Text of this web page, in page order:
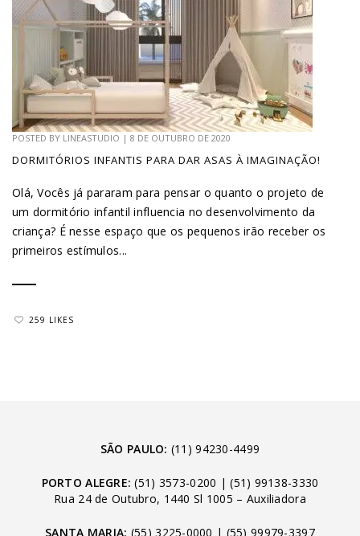
POSTED BY LINEASTUDIO | 8 DE OUTUBRO DE 2020
DORMITÓRIOS INFANTIS PARA DAR ASAS À IMAGINAÇÃO!
Olá, Vocês já pararam para pensar o quanto o projeto de
um dormitório infantil influencia no desenvolvimento da
criança? É nesse espaço que os pequenos irão receber os
primeiros estímulos...
259 LIKES
SÃO PAULO: (11) 94230-4499
PORTO ALEGRE: (51) 3573-0200 |(51) 99138-3330
Rua 24 de Outubro, 1440 Sl 1005 – Auxiliadora
SANTA MARIA: (55) 3225-0000 | (55) 99979-3397